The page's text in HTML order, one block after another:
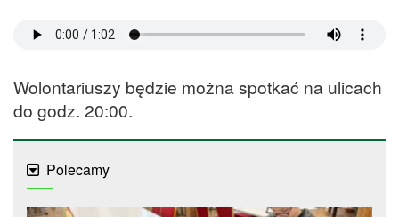
Wolontariuszy będzie można spotkać na ulicach
do godz. 20:00.
Polecamy